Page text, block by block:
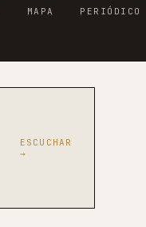
MAPA PERIÓDICO
ESCUCHAR
→